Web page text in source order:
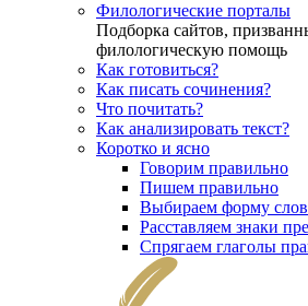
Филологические порталы
Подборка сайтов,
филологическую помощь
Как готовиться?
Как писать сочинения?
Что почитать?
Как анализировать текст?
Коротко и ясно
Говорим правильно
Пишем правильно
Выбираем форму
Расставляем знаки
Спрягаем глаголы